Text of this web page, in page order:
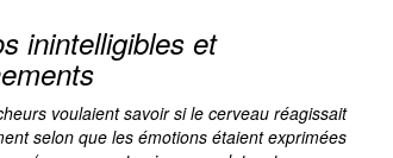
inintelligibles et
voulaient savoir si le cerveau réagissait
selon que les émotions étaient exprimées